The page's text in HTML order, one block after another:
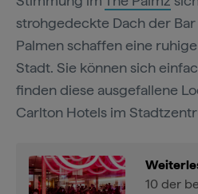
strohgedeckte Dach der
Palmen schaffen eine
Stadt. Sie können sich
finden diese ausgefallene
Carlton Hotels im
10 der